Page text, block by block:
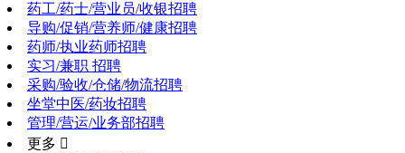
药工/药士/营业员/收银招聘
导购/促销/营养师/健康招聘
药师/执业药师招聘
实习/兼职 招聘
采购/验收/仓储/物流招聘
坐堂中医/药妆招聘
管理/营运/业务部招聘
更多 